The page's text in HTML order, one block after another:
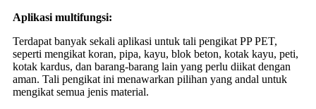
Aplikasi multifungsi:
Terdapat banyak sekali aplikasi untuk tali pengikat PP PET,
seperti mengikat koran, pipa, kayu, blok beton, kotak kayu, peti,
kotak kardus, dan barang-barang lain yang perlu diikat dengan
aman. Tali pengikat ini menawarkan pilihan yang andal untuk
mengikat semua jenis material.